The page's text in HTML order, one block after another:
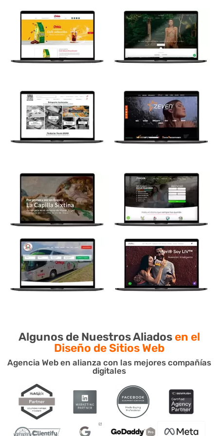
Algunos de Nuestros Aliados en el
Diseño de Sitios Web
Agencia Web en alianza con las mejores compañías
digitales